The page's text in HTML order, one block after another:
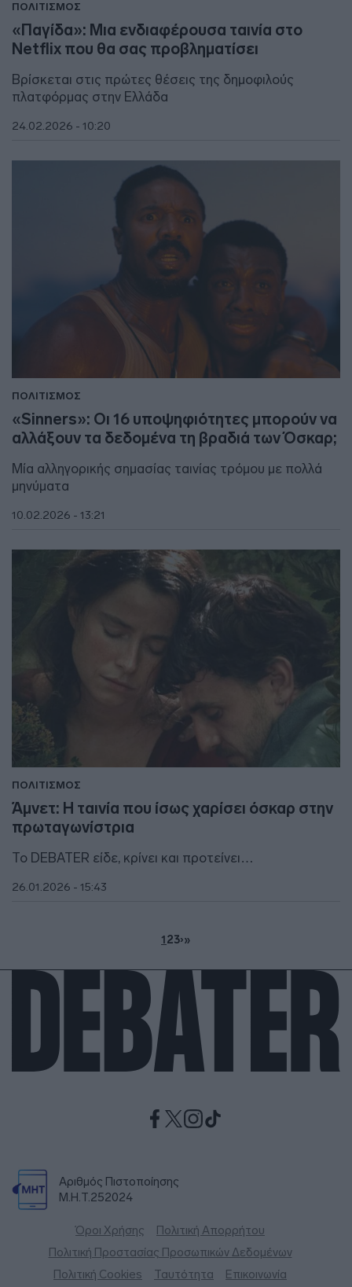
ΠΟΛΙΤΙΣΜΟΣ
«Παγίδα»: Μια ενδιαφέρουσα ταινία στο
Netflix που θα σας προβληματίσει
Βρίσκεται στις πρώτες θέσεις της δημοφιλούς
πλατφόρμας στην Ελλάδα
24.02.2026 - 10:20
ΠΟΛΙΤΙΣΜΟΣ
«Sinners»: Oι 16 υποψηφιότητες μπορούν να
αλλάξουν τα δεδομένα τη βραδιά των Όσκαρ;
Μία αλληγορικής σημασίας ταινίας τρόμου με πολλά
μηνύματα
10.02.2026 - 13:21
ΠΟΛΙΤΙΣΜΟΣ
Άμνετ: Η ταινία που ίσως χαρίσει όσκαρ στην
πρωταγωνίστρια
Το DEBATER είδε, κρίνει και προτείνει…
26.01.2026 - 15:43
123›»
Αριθμός Πιστοποίησης
Μ.Η.Τ.252024
Όροι Χρήσης
Πολιτική Απορρήτου
Πολιτική Προστασίας Προσωπικών Δεδομένων
Πολιτική Cookies
Ταυτότητα Επικοινωνία